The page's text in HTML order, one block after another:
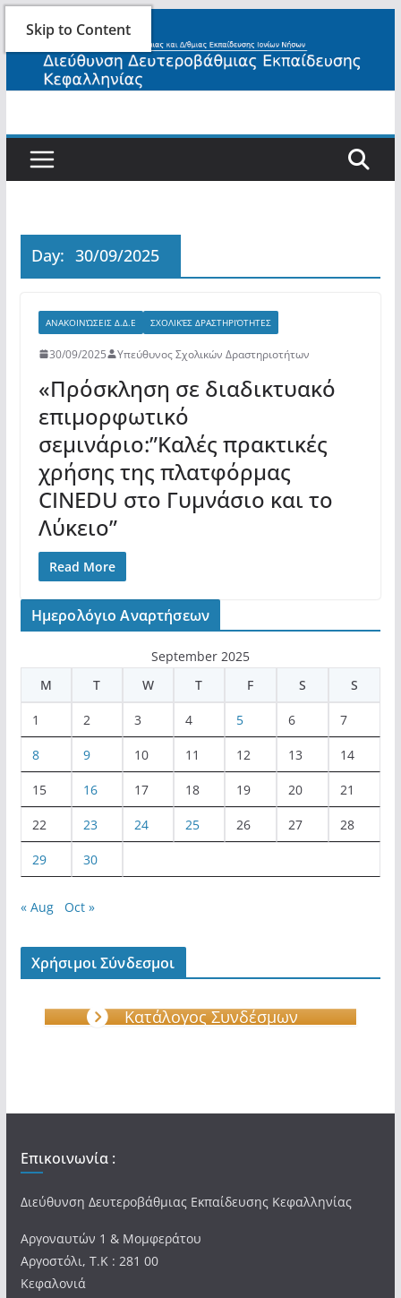
Skip to Content
Skip
content
Day: 30/09/2025
ΑΝΑΚΟΙΝΏΣΕΙΣ Δ.Δ.Ε ΣΧΟΛΙΚΈΣ ΔΡΑΣΤΗΡΙΌΤΗΤΕΣ
30/09/2025 Υπεύθυνος Σχολικών Δραστηριοτήτων
«Πρόσκληση σε διαδικτυακό
επιμορφωτικό
σεμινάριο:”Καλές πρακτικές
χρήσης της πλατφόρμας
CINEDU στο Γυμνάσιο και το
Λύκειο”
Read More
Ημερολόγιο Αναρτήσεων
September 2025
M
T W T F S S
1 2 3 4 5 6 7
8 9 10 11 12 13 14
15 16 17 18 19 20 21
22 23 24 25 26 27 28
29 30
« Aug Oct »
Χρήσιμοι Σύνδεσμοι
Κατάλογος Συνδέσμων
Επικοινωνία :
Διεύθυνση Δευτεροβάθμιας Εκπαίδευσης Κεφαλληνίας
Αργοναυτών 1 & Μομφεράτου
Αργοστόλι, Τ.Κ : 281 00
Κεφαλονιά